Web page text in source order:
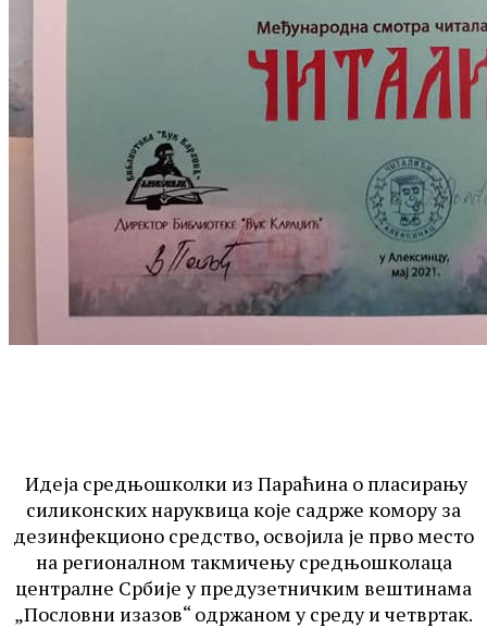
Идеја средњошколки из Параћина о пласирању
силиконских наруквица које садрже комору за
дезинфекционо средство, освојила је прво место
на регионалном такмичењу средњошколаца
централне Србије у предузетничким вештинама
„Пословни изазов“ одржаном у среду и четвртак.